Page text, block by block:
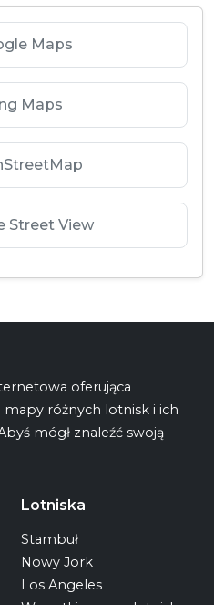
Maps
Maps
Street View
oferująca
mapy różnych lotnisk i ich
mógł znaleźć swoją
Lotniska
Stambuł
Nowy Jork
Los Angeles